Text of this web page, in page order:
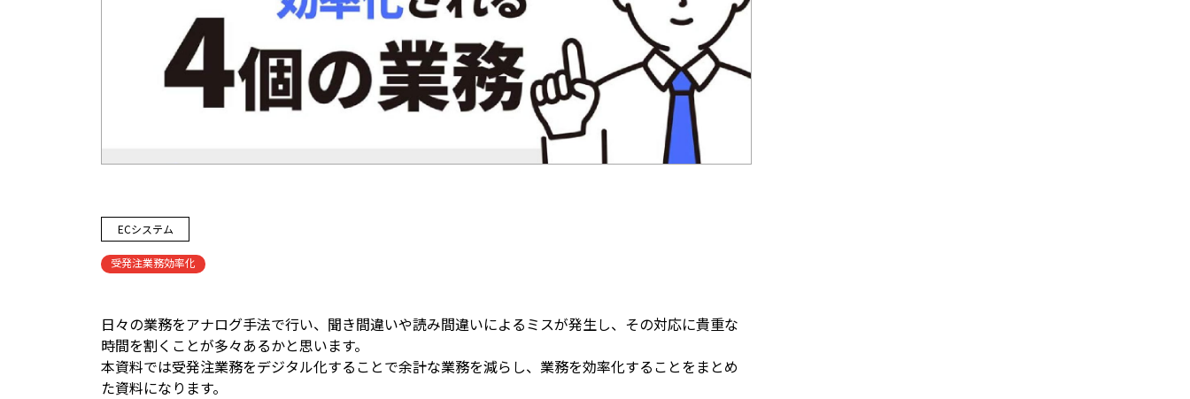
ECシステム
受発注業務効率化
日々の業務をアナログ手法で行い、聞き間違いや読み間違いによるミスが発生し、その対応に貴重な
時間を割くことが多々あるかと思います。
本資料では受発注業務をデジタル化することで余計な業務を減らし、業務を効率化することをまとめ
た資料になります。